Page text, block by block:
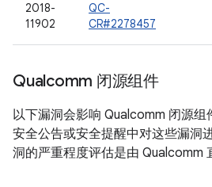
2018-
11902
QC-
CR#2278457
Qualcomm 闭源组件
以下漏洞会影响 Qualcomm 闭源组
安全公告或安全提醒中对这些漏洞
洞的严重程度评估是由 Qualcomm